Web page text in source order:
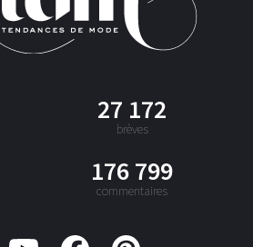
27 172
brèves
176 799
commentaires